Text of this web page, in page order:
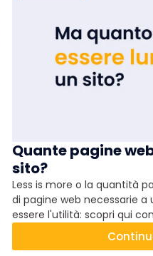
Quante pagine
sito?
Less is more o la quantità
di pagine web necessarie a
essere l'utilità: scopri qui
realizzazione di un sito e
raggiungere i tuoi obiettivi.